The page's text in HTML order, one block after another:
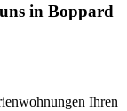
in Boppard
Ihren